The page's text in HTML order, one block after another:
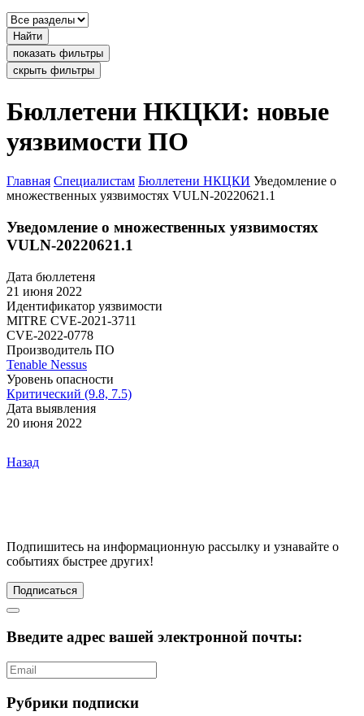
Найти
показать фильтры
скрыть фильтры
Бюллетени НКЦКИ: новые
уязвимости ПО
Главная Специалистам Бюллетени НКЦКИ Уведомление о
множественных уязвимостях VULN-20220621.1
Уведомление о множественных уязвимостях
VULN-20220621.1
Дата бюллетеня
21 июня 2022
Идентификатор уязвимости
MITRE CVE-2021-3711
CVE-2022-0778
Производитель ПО
Tenable Nessus
Уровень опасности
Критический (9.8, 7.5)
Дата выявления
20 июня 2022
Назад
Подпишитесь на информационную рассылку и узнавайте о
событиях быстрее других!
Подписаться
Введите адрес вашей электронной почты:
Рубрики подписки